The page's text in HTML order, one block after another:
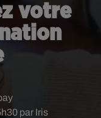
votre
par Iris